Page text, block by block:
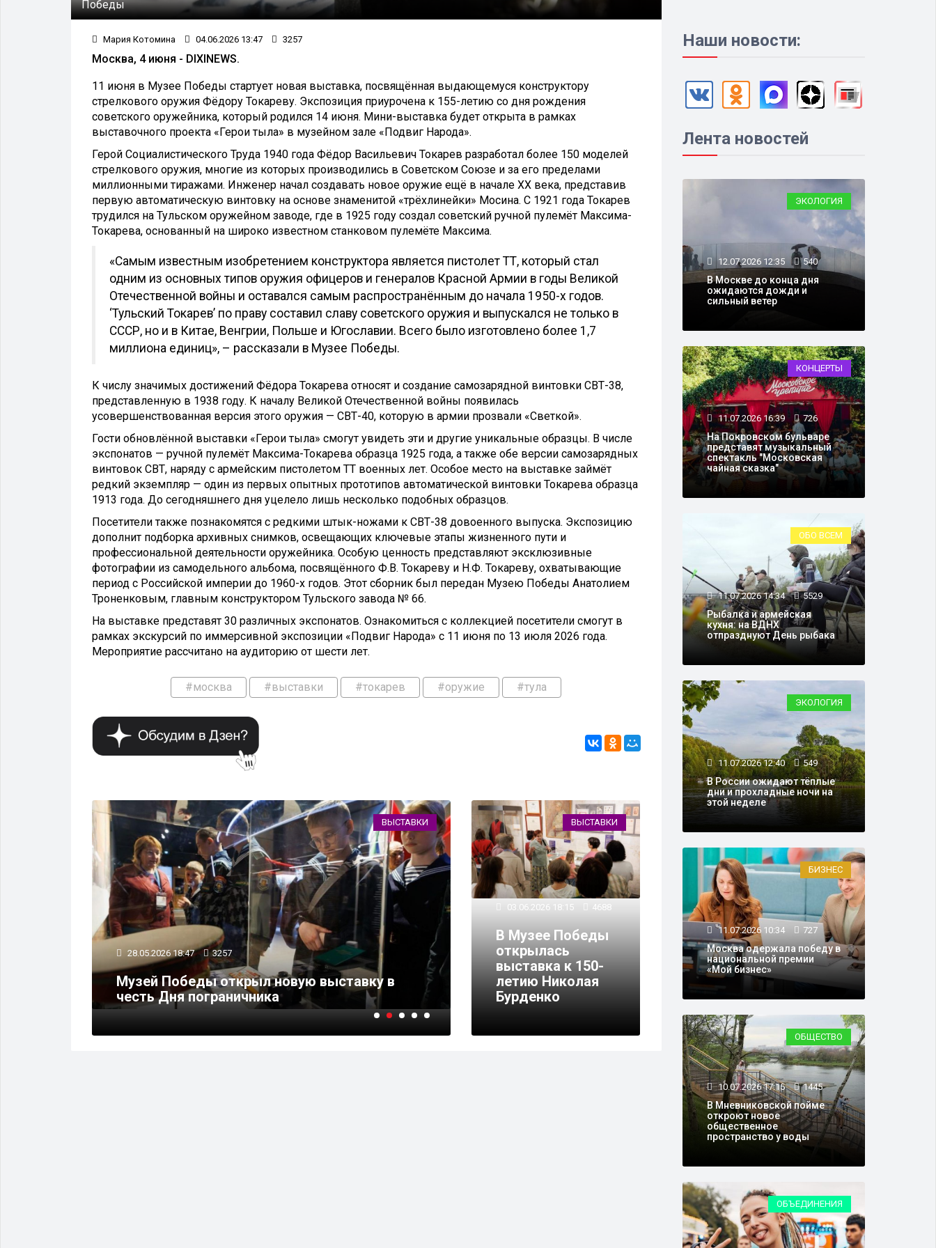
Победы
Мария Котомина 04.06.2026 13:47 3257
Москва, 4 июня - DIXINEWS.
11 июня в Музее Победы стартует новая выставка, посвящённая выдающемуся конструктору
стрелкового оружия Фёдору Токареву. Экспозиция приурочена к 155-летию со дня рождения
советского оружейника, который родился 14 июня. Мини-выставка будет открыта в рамках
выставочного проекта «Герои тыла» в музейном зале «Подвиг Народа».
Герой Социалистического Труда 1940 года Фёдор Васильевич Токарев разработал более 150 моделей
стрелкового оружия, многие из которых производились в Советском Союзе и за его пределами
миллионными тиражами. Инженер начал создавать новое оружие ещё в начале XX века, представив
первую автоматическую винтовку на основе знаменитой «трёхлинейки» Мосина. С 1921 года Токарев
трудился на Тульском оружейном заводе, где в 1925 году создал советский ручной пулемёт Максима-
Токарева, основанный на широко известном станковом пулемёте Максима.
«Самым известным изобретением конструктора является пистолет ТТ, который стал
одним из основных типов оружия офицеров и генералов Красной Армии в годы Великой
Отечественной войны и оставался самым распространённым до начала 1950-х годов.
‘Тульский Токарев’ по праву составил славу советского оружия и выпускался не только в
СССР, но и в Китае, Венгрии, Польше и Югославии. Всего было изготовлено более 1,7
миллиона единиц», – рассказали в Музее Победы.
К числу значимых достижений Фёдора Токарева относят и создание самозарядной винтовки СВТ-38,
представленную в 1938 году. К началу Великой Отечественной войны появилась
усовершенствованная версия этого оружия — СВТ-40, которую в армии прозвали «Светкой».
Гости обновлённой выставки «Герои тыла» смогут увидеть эти и другие уникальные образцы. В числе
экспонатов — ручной пулемёт Максима-Токарева образца 1925 года, а также обе версии самозарядных
винтовок СВТ, наряду с армейским пистолетом ТТ военных лет. Особое место на выставке займёт
редкий экземпляр — один из первых опытных прототипов автоматической винтовки Токарева образца
1913 года. До сегодняшнего дня уцелело лишь несколько подобных образцов.
Посетители также познакомятся с редкими штык-ножами к СВТ-38 довоенного выпуска. Экспозицию
дополнит подборка архивных снимков, освещающих ключевые этапы жизненного пути и
профессиональной деятельности оружейника. Особую ценность представляют эксклюзивные
фотографии из самодельного альбома, посвящённого Ф.В. Токареву и Н.Ф. Токареву, охватывающие
период с Российской империи до 1960-х годов. Этот сборник был передан Музею Победы Анатолием
Троненковым, главным конструктором Тульского завода № 66.
На выставке представят 30 различных экспонатов. Ознакомиться с коллекцией посетители смогут в
рамках экскурсий по иммерсивной экспозиции «Подвиг Народа» с 11 июня по 13 июля 2026 года.
Мероприятие рассчитано на аудиторию от шести лет.
#москва #выставки #токарев #оружие #тула
ВЫСТАВКИ
28.05.2026 18:47 3257
Музей Победы открыл новую выставку в
честь Дня пограничника
26.05.2026 15:48
В Музее Победы откроется выставка
«Главный хирург»
26.05.2026 16:44
В Санкт-
женщинах-
ВЫСТАВКИ
03.06.2026 18:15 4688
В Музее Победы
открылась
выставка к 150-
летию Николая
Бурденко
Наши новости:
Лента новостей
ЭКОЛОГИЯ
12.07.2026 12:35 540
В Москве до конца дня
ожидаются дожди и
сильный ветер
КОНЦЕРТЫ
11.07.2026 16:39 726
На Покровском бульваре
представят музыкальный
спектакль "Московская
чайная сказка"
ОБО ВСЕМ
11.07.2026 14:34 5529
Рыбалка и армейская
кухня: на ВДНХ
отпразднуют День рыбака
ЭКОЛОГИЯ
11.07.2026 12:40 549
В России ожидают тёплые
дни и прохладные ночи на
этой неделе
БИЗНЕС
11.07.2026 10:34 727
Москва одержала победу в
национальной премии
«Мой бизнес»
ОБЩЕСТВО
10.07.2026 17:15 1445
В Мневниковской пойме
откроют новое
общественное
пространство у воды
ОБЪЕДИНЕНИЯ